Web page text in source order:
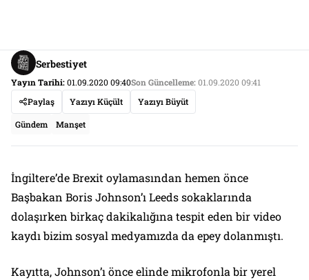
Serbestiyet
Yayın Tarihi:01.09.2020 09:40Son Güncelleme:01.09.2020 09:41
Paylaş
Yazıyı Küçült Yazıyı Büyüt
Gündem Manşet
İngiltere’de Brexit oylamasından hemen önce
Başbakan Boris Johnson’ı Leeds sokaklarında
dolaşırken birkaç dakikalığına tespit eden bir video
kaydı bizim sosyal medyamızda da epey dolanmıştı.
Kayıtta, Johnson’ı önce elinde mikrofonla bir yerel